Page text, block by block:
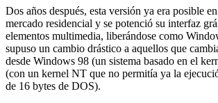
Dos años después, esta versión ya era posible
mercado residencial y se potenció su interfaz
elementos multimedia, liberándose como
supuso un cambio drástico a aquellos que
desde Windows 98 (un sistema basado en el
(con un kernel NT que no permitía ya la
de 16 bytes de DOS).